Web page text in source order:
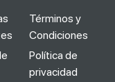
Términos y
Condiciones
Política de
privacidad